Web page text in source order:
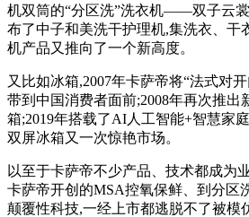
机双筒的“分区洗”洗衣机——双子云
布了中子和美洗干护理机,集洗衣、干
机产品又推向了一个新高度。
又比如冰箱,2007年卡萨帝将“法式对
带到中国消费者面前;2008年再次推出
箱;2019年搭载了AI人工智能+智慧家
双屏冰箱又一次惊艳市场。
以至于卡萨帝不少产品、技术都成为
卡萨帝开创的MSA控氧保鲜、到分区
颠覆性科技,一经上市都逃脱不了被模